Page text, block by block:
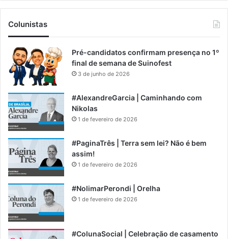
Colunistas
Pré-candidatos confirmam presença no 1º
final de semana de Suinofest
3 de junho de 2026
#AlexandreGarcia | Caminhando com
Nikolas
1 de fevereiro de 2026
#PaginaTrês | Terra sem lei? Não é bem
assim!
1 de fevereiro de 2026
#NolimarPerondi | Orelha
1 de fevereiro de 2026
#ColunaSocial | Celebração de casamento